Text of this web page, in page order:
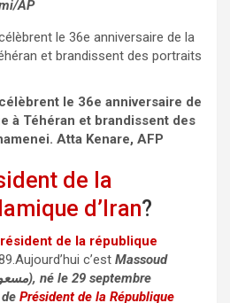
AP
le 36e anniversaire de
à Téhéran et brandissent des
Atta Kenare, AFP
de la
d’Iran?
de la république
c’est Massoud
Président de la République